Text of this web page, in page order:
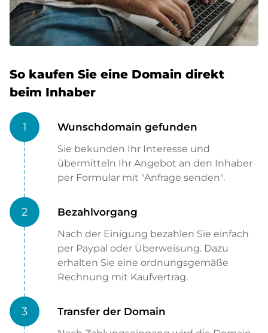
So kaufen Sie eine Domain direkt
beim Inhaber
1 Wunschdomain gefunden
Sie bekunden Ihr Interesse und
übermitteln Ihr Angebot an den Inhaber
per Formular mit "Anfrage senden".
2 Bezahlvorgang
Nach der Einigung bezahlen Sie einfach
per Paypal oder Überweisung. Dazu
erhalten Sie eine ordnungsgemäße
Rechnung mit Kaufvertrag.
3 Transfer der Domain